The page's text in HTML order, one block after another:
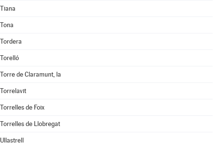
Tiana
Tona
Tordera
Torelló
Torre de Claramunt, la
Torrelavit
Torrelles de Foix
Torrelles de Llobregat
Ullastrell